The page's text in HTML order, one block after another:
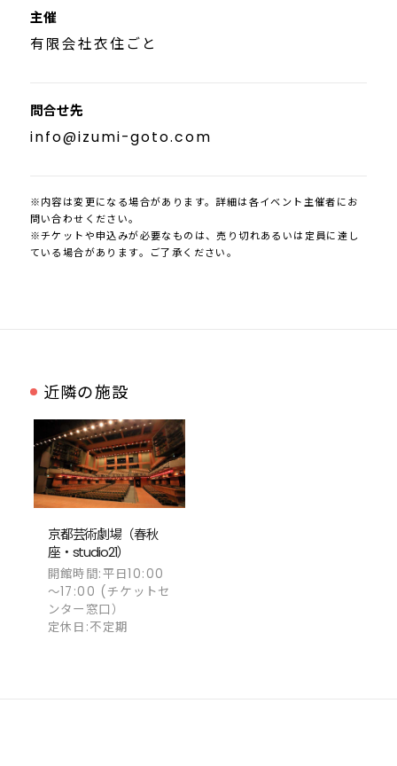
主催
有限会社衣住ごと
問合せ先
info@izumi-goto.com
※内容は変更になる場合があります。詳細は各イベント主催者にお
問い合わせください。
※チケットや申込みが必要なものは、売り切れあるいは定員に達し
ている場合があります。ご了承ください。
近隣の施設
京都芸術劇場（春秋
座・studio21）
開館時間:平日10:00
～17:00 (チケットセ
ンター窓口）
定休日:不定期